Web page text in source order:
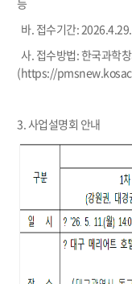
등
바. 접수기간:
사. 접수방법: 한국과학
(https://
3. 사업설명회 안내